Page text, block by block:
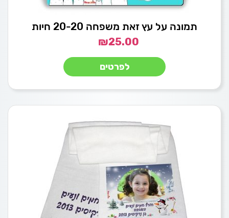
תמונה על עץ זאת משפחה 20-20 חיות
₪25.00
לפרטים